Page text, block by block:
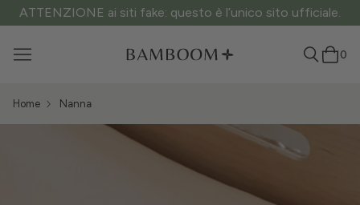
ATTENZIONE ai siti fake: questo è l’unico sito ufficiale.
0
Home Nanna